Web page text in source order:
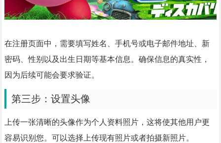
在注册页面中，需要填写姓名、手机号或电子邮件地址、新
密码、性别以及出生日期等基本信息。确保信息的真实性，
因为后续可能会要求验证。
第三步：设置头像
上传一张清晰的头像作为个人资料照片，这将使其他用户更
容易识别您。可以选择上传现有照片或者拍摄新照片。